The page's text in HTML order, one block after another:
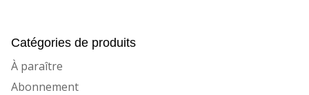
Catégories de produits
À paraître
Abonnement